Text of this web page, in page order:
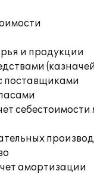
и продукции
поставщиками
себестоимости
амортизации